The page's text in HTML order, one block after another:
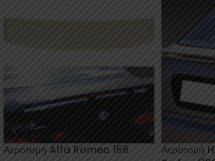
Αεροτομή Alfa Romeo 156
Αεροτομή